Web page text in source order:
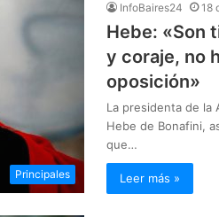
Principales
InfoBaires24 18
Hebe: «Son
y coraje, no
oposición»
La presidenta de la
Hebe de Bonafini,
que…
Leer más »